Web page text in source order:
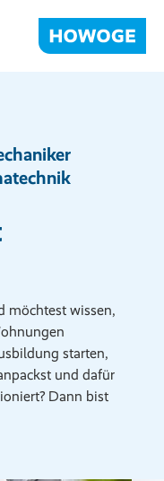
möchtest wissen,
starten,
und dafür
Dann bist